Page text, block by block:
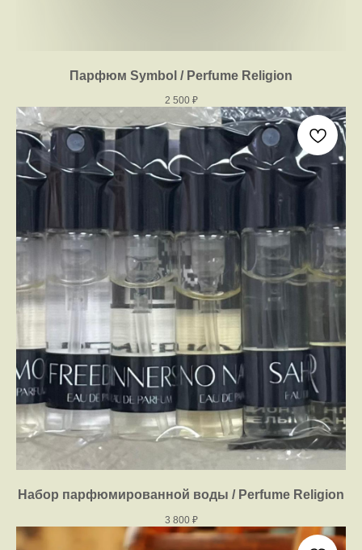
Парфюм Symbol / Perfume Religion
2 500 ₽
Набор парфюмированной воды / Perfume Religion
3 800 ₽